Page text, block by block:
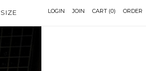
LOGIN JOIN CART (0) ORDER